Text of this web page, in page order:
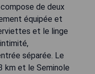
de deux
équipée et
et le linge
séparée. Le
km et le Seminole